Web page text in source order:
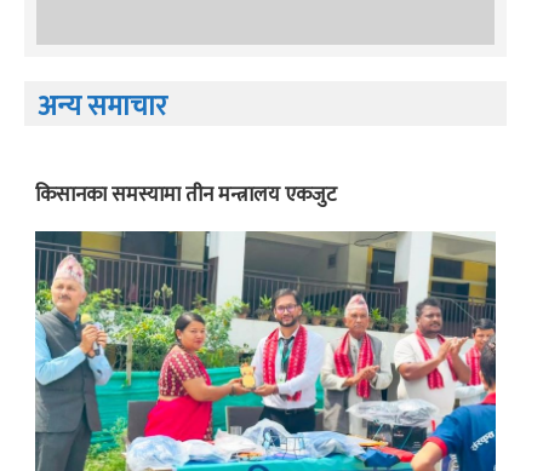
अन्य समाचार
किसानका समस्यामा तीन मन्त्रालय एकजुट